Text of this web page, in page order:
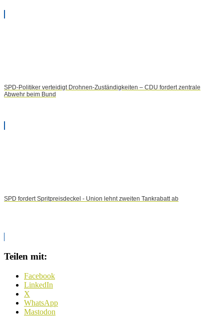
SPD-Politiker verteidigt Drohnen-Zuständigkeiten – CDU fordert zentrale
Abwehr beim Bund
SPD fordert Spritpreisdeckel - Union lehnt zweiten Tankrabatt ab
Teilen mit:
Facebook
LinkedIn
X
WhatsApp
Mastodon